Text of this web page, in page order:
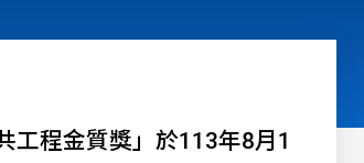
工程金質獎」於113年8月1